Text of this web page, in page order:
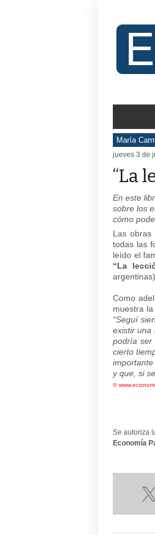
María
jueves 3 de
“La
En este
sobre los
cómo
Las obras
todas las
leído el
“La
Como
muestra
“Seguí
existir una
podría ser
cierto
y que, si
©
Se autoriza
Economía